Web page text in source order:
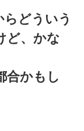
どういう
ど、かな
合かもし